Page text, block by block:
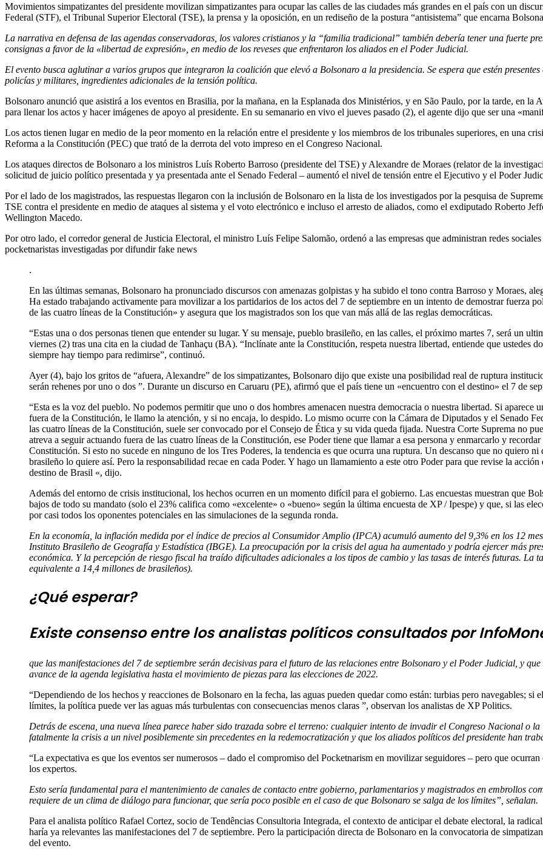
Movimientos simpatizantes del presidente movilizan simpatizantes para ocupar las calles de las ciudades más grandes en el país con un
Federal (STF), el Tribunal Superior Electoral (TSE), la prensa y la oposición, en un rediseño de la postura “antisistema” que encarna
La narrativa en defensa de las agendas conservadoras, los valores cristianos y la “familia tradicional” también debería tener una fuerte
consignas a favor de la «libertad de expresión», en medio de los reveses que enfrentaron los aliados en el Poder Judicial.
El evento busca aglutinar a varios grupos que integraron la coalición que elevó a Bolsonaro a la presidencia. Se espera que estén
policías y militares, ingredientes adicionales de la tensión política.
Bolsonaro anunció que asistirá a los eventos en Brasilia, por la mañana, en la Esplanada dos Ministérios, y en São Paulo, por la tarde, en la
para llenar los actos y hacer imágenes de apoyo al presidente. En su semanario en vivo el jueves pasado (2), el agente dijo que ser una
Los actos tienen lugar en medio de la peor momento en la relación entre el presidente y los miembros de los tribunales superiores, en una
Reforma a la Constitución (PEC) que trató de la derrota del voto impreso en el Congreso Nacional.
Los ataques directos de Bolsonaro a los ministros Luís Roberto Barroso (presidente del TSE) y Alexandre de Moraes (relator de la
solicitud de juicio político presentada y ya presentada ante el Senado Federal – aumentó el nivel de tensión entre el Ejecutivo y el Poder
Por el lado de los magistrados, las respuestas llegaron con la inclusión de Bolsonaro en la lista de los investigados por la pesquisa de
TSE contra el presidente en medio de ataques al sistema y el voto electrónico e incluso el arresto de aliados, como el exdiputado Roberto
Wellington Macedo.
Por otro lado, el corredor general de Justicia Electoral, el ministro Luís Felipe Salomão, ordenó a las empresas que administran redes
pocketnaristas investigadas por difundir fake news
.
En las últimas semanas, Bolsonaro ha pronunciado discursos con amenazas golpistas y ha subido el tono contra Barroso y Moraes,
Ha estado trabajando activamente para movilizar a los partidarios de los actos del 7 de septiembre en un intento de demostrar fuerza
de las cuatro líneas de la Constitución» y asegura que los magistrados son los que van más allá de las reglas democráticas.
“Estas una o dos personas tienen que entender su lugar. Y su mensaje, pueblo brasileño, en las calles, el próximo martes 7, será un
viernes (2) tras una cita en la ciudad de Tanhaçu (BA). “Inclínate ante la Constitución, respeta nuestra libertad, entiende que ustedes
siempre hay tiempo para redimirse”, continuó.
Ayer (4), bajo los gritos de “afuera, Alexandre” de los simpatizantes, Bolsonaro dijo que existe una posibilidad real de ruptura
serán rehenes por uno o dos ”. Durante un discurso en Caruaru (PE), afirmó que el país tiene un «encuentro con el destino» el 7 de
“Esta es la voz del pueblo. No podemos permitir que uno o dos hombres amenacen nuestra democracia o nuestra libertad. Si aparece
fuera de la Constitución, le llamo la atención, y si no encaja, lo despido. Lo mismo ocurre con la Cámara de Diputados y el Senado
las cuatro líneas de la Constitución, suele ser convocado por el Consejo de Ética y su vida queda fijada. Nuestra Corte Suprema no
atreva a seguir actuando fuera de las cuatro líneas de la Constitución, ese Poder tiene que llamar a esa persona y enmarcarlo y
Constitución. Si esto no sucede en ninguno de los Tres Poderes, la tendencia es que ocurra una ruptura. Un descanso que no quiero
brasileño lo quiere así. Pero la responsabilidad recae en cada Poder. Y hago un llamamiento a este otro Poder para que revise la acción
destino de Brasil «, dijo.
Además del entorno de crisis institucional, los hechos ocurren en un momento difícil para el gobierno. Las encuestas muestran que
bajos de todo su mandato (solo el 23% califica como «excelente» o «bueno» según la última encuesta de XP / Ipespe) y que, si las
por casi todos los oponentes potenciales en las simulaciones de la segunda ronda.
En la economía, la inflación medida por el índice de precios al Consumidor Amplio (IPCA) acumuló aumento del 9,3% en los 12
Instituto Brasileño de Geografía y Estadística (IBGE). La preocupación por la crisis del agua ha aumentado y podría ejercer más
económica. Y la percepción de riesgo fiscal ha traído dificultades adicionales a los tipos de cambio y las tasas de interés futuras. La
equivalente a 14,4 millones de brasileños).
¿Qué esperar?
Existe consenso entre los analistas políticos consultados por
que las manifestaciones del 7 de septiembre serán decisivas para el futuro de las relaciones entre Bolsonaro y el Poder Judicial, y
avance de la agenda legislativa hasta el movimiento de piezas para las elecciones de 2022.
“Dependiendo de los hechos y reacciones de Bolsonaro en la fecha, las aguas pueden quedar como están: turbias pero navegables; si
límites, la política puede ver las aguas más turbulentas con consecuencias menos claras ”, observan los analistas de XP Politics.
Detrás de escena, una nueva línea parece haber sido trazada sobre el terreno: cualquier intento de invadir el Congreso Nacional o
fatalmente la crisis a un nivel posiblemente sin precedentes en la redemocratización y que los aliados políticos del presidente han
“La expectativa es que los eventos ser numerosos – dado el compromiso del Pocketnarism en movilizar seguidores – pero que
los expertos.
Esto sería fundamental para el mantenimiento de canales de contacto entre gobierno, parlamentarios y magistrados en embrollos
requiere de un clima de diálogo para funcionar, que sería poco posible en el caso de que Bolsonaro se salga de los límites”, señalan.
Para el analista político Rafael Cortez, socio de Tendências Consultoria Integrada, el contexto de anticipar el debate electoral, la
haría ya relevantes las manifestaciones del 7 de septiembre. Pero la participación directa de Bolsonaro en la convocatoria de
del evento.